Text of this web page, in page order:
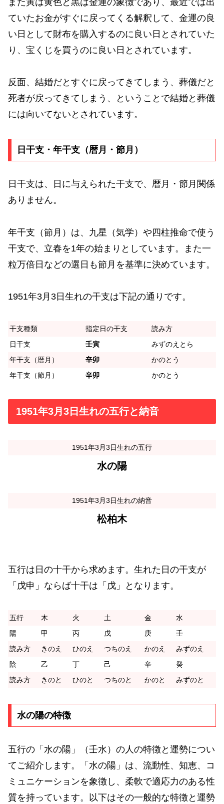
ていたお金がすぐに戻ってくる解釈して、金運の良
い日として財布を購入するのに良い日とされていた
り、宝くじを買うのに良い日とされています。
反面、結婚だとすぐに戻ってきてしまう、葬儀だと
死者が戻ってきてしまう、ということで結婚と葬儀
には向いてないとされています。
日干支・年干支（暦月・節月）
日干支は、日に与えられた干支で、暦月・節月関係
ありません。
年干支（節月）は、九星（気学）や四柱推命で使う
干支で、立春を1年の始まりとしています。また一
粒万倍日などの選日も節月を基準に決めています。
1951年3月3日生れの干支は下記の通りです。
干支種類 指定日の干支
読み方
日干支
壬寅
みずのえとら
年干支（暦月）
辛卯
かのとう
年干支（節月）
辛卯 かのとう
1951年3月3日生れの五行と納音
1951年3月3日生れの五行
水の陽
1951年3月3日生れの納音
松柏木
五行は日の十干から求めます。生れた日の干支が
「戊申」ならば十干は「戊」となります。
五行 木 火 土 金
水
陽
甲 丙 戊 庚
壬
読み方
きのえ ひのえ つちのえ かのえ
みずのえ
陰
乙 丁 己 辛
癸
読み方
きのと ひのと つちのと かのと みずのと
水の陽の特徴
五行の「水の陽」（壬水）の人の特徴と運勢につい
てご紹介します。「水の陽」は、流動性、知恵、コ
ミュニケーションを象徴し、柔軟で適応力のある性
質を持っています。以下はその一般的な特徴と運勢